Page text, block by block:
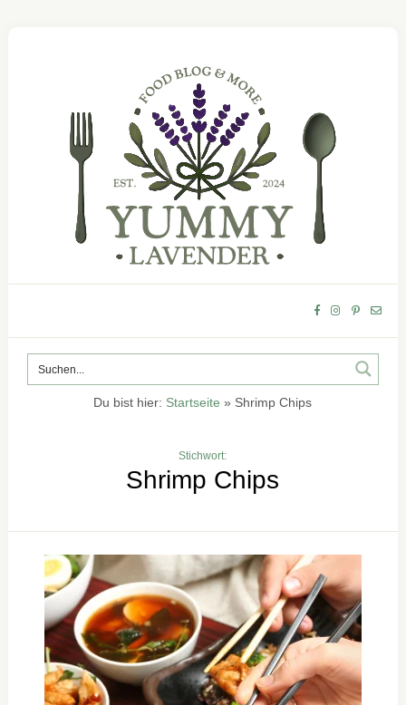
Du bist hier: Startseite » Shrimp Chips
Stichwort:
Shrimp Chips